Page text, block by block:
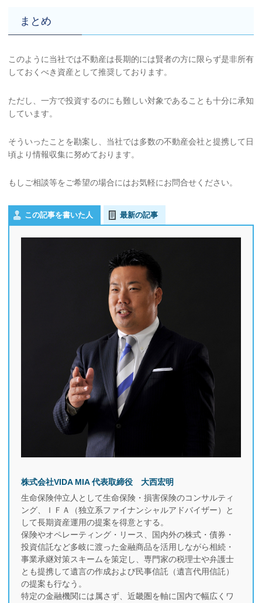
まとめ
このように当社では不動産は長期的には賢者の方に限らず是非所有
しておくべき資産として推奨しております。
ただし、一方で投資するのにも難しい対象であることも十分に承知
しています。
そういったことを勘案し、当社では多数の不動産会社と提携して日
頃より情報収集に努めております。
もしご相談等をご希望の場合にはお気軽にお問合せください。
この記事を書いた人 最新の記事
株式会社VIDA MIA 代表取締役 大西宏明
生命保険仲立人として生命保険・損害保険のコンサルティ
ング、ＩＦＡ（独立系ファイナンシャルアドバイザー）と
して長期資産運用の提案を得意とする。
保険やオペレーティング・リース、国内外の株式・債券・
投資信託など多岐に渡った金融商品を活用しながら相続・
事業承継対策スキームを策定し、専門家の税理士や弁護士
とも提携して遺言の作成および民事信託（遺言代用信託）
の提案も行なう。
特定の金融機関には属さず、近畿圏を軸に国内で幅広くワ